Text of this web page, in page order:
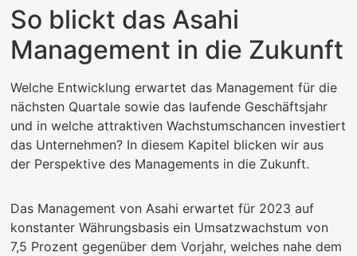
So blickt das Asahi
Management in die Zukunft
Welche Entwicklung erwartet das Management für die
nächsten Quartale sowie das laufende Geschäftsjahr
und in welche attraktiven Wachstumschancen investiert
das Unternehmen? In diesem Kapitel blicken wir aus
der Perspektive des Managements in die Zukunft.
Das Management von Asahi erwartet für 2023 auf
konstanter Währungsbasis ein Umsatzwachstum von
7,5 Prozent gegenüber dem Vorjahr, welches nahe dem